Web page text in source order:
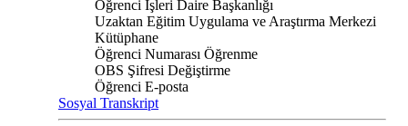
Öğrenci İşleri Daire Başkanlığı
Uzaktan Eğitim Uygulama ve Araştırma Merkezi
Kütüphane
Öğrenci Numarası Öğrenme
OBS Şifresi Değiştirme
Öğrenci E-posta
Sosyal Transkript